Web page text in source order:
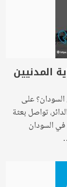
المدنيين
على
تواصل بعثة
في السودان